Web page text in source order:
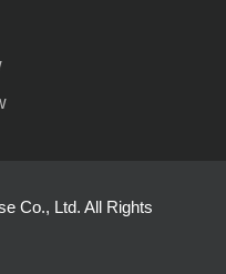
Co., Ltd. All Rights